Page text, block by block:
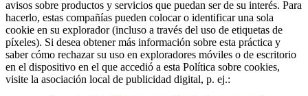
avisos sobre productos y servicios que puedan ser de su interés. Para
hacerlo, estas compañías pueden colocar o identificar una sola
cookie en su explorador (incluso a través del uso de etiquetas de
píxeles). Si desea obtener más información sobre esta práctica y
saber cómo rechazar su uso en exploradores móviles o de escritorio
en el dispositivo en el que accedió a esta Política sobre cookies,
visite la asociación local de publicidad digital, p. ej.: